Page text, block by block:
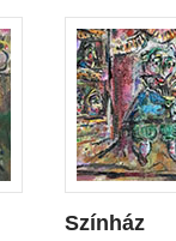
Színház